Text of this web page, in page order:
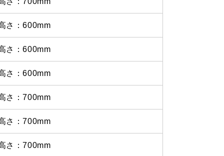
さ：600mm
さ：600mm
さ：600mm
さ：700mm
さ：700mm
さ：700mm